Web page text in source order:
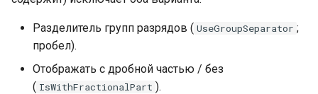
Разделитель групп разрядов ( UseGroupSeparator ;
пробел).
Отображать с дробной частью / без
( IsWithFractionalPart ).